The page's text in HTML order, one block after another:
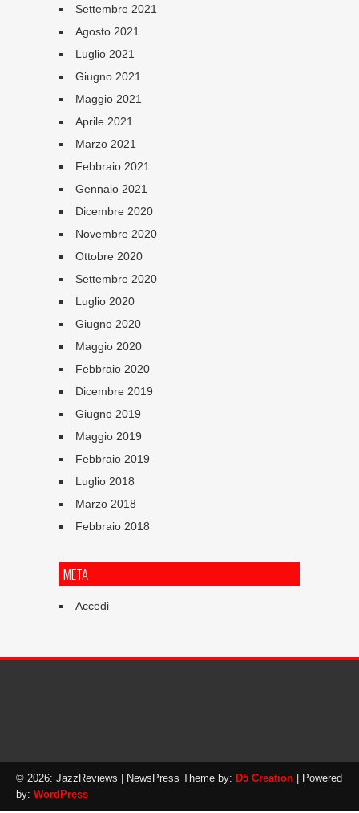
Settembre 2021
Agosto 2021
Luglio 2021
Giugno 2021
Maggio 2021
Aprile 2021
Marzo 2021
Febbraio 2021
Gennaio 2021
Dicembre 2020
Novembre 2020
Ottobre 2020
Settembre 2020
Luglio 2020
Giugno 2020
Maggio 2020
Febbraio 2020
Dicembre 2019
Giugno 2019
Maggio 2019
Febbraio 2019
Luglio 2018
Marzo 2018
Febbraio 2018
META
Accedi
© 2026: JazzReviews | NewsPress Theme by: D5 Creation | Powered
by: WordPress